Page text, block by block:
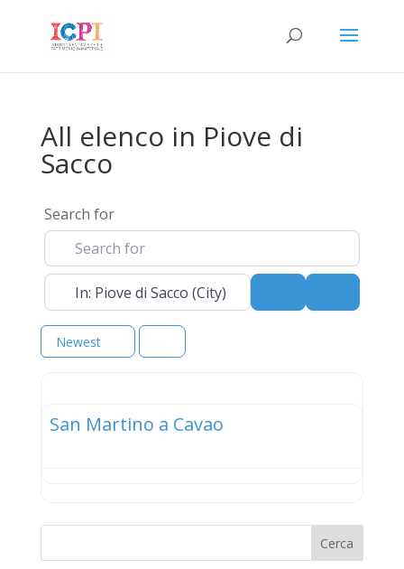
All elenco in Piove di
Sacco
Search for
Near
Newest
San Martino a Cavao
Cerca